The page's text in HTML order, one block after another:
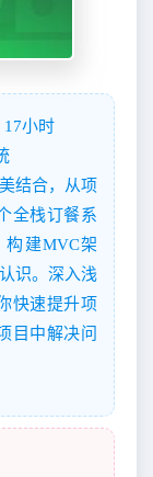
17小时
结合，从项
全栈订餐系
建MVC架
识。深入浅
快速提升项
目中解决问